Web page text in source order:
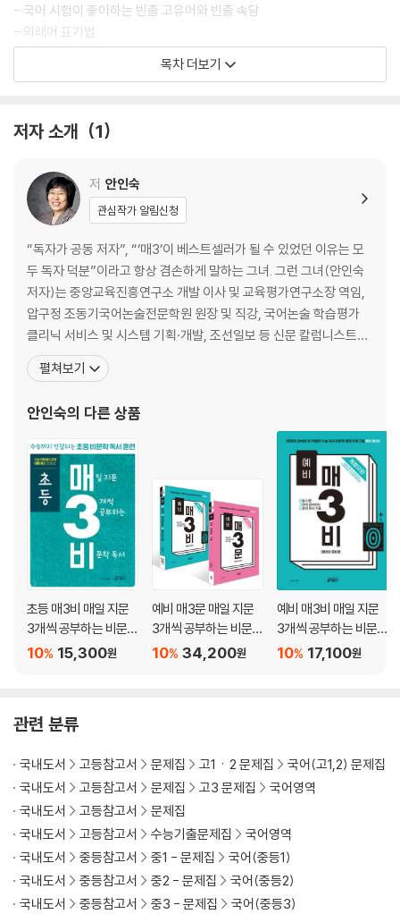
- 국어 시험이 좋아하는 빈출 고유어와 빈출 속담
- 외래어 표기법
- 어휘力의 열쇠가 되는 한자의 이해
- 놓치기 쉬운 새로 추가된 표준어
목차 더보기
저자 소개 1
저 안인숙
관심작가 알림신청
“독자가 공동 저자”, “‘매3’이 베스트셀러가 될 수 있었던 이유는 모
두 독자 덕분”이라고 항상 겸손하게 말하는 그녀. 그런 그녀(안인숙
저자)는 중앙교육진흥연구소 개발 이사 및 교육평가연구소장 역임,
압구정 조동기국어논술전문학원 원장 및 직강, 국어논술 학습평가
클리닉 서비스 및 시스템 기획·개발, 조선일보 등 신문 칼럼니스트로
활동하는 등 다양한 경력의 소유자이다. 하지만 이 경험들도 단 하나
의 키워드로 정리된다. '입시와 학습을 아우르는 전문가’! 이 노하우
정직한 책 <매3비>를 출간하여 ‘매3비
펼쳐보기
안인숙의 다른 상품
초등 매3비 매일 지문
3개씩 공부하는 비문학
독서 15,300원
10%
예비 매3문 매일 지문
3개씩 공부하는 비문학
독서 기출 + 예비 매3
34,200원
10%
예비 매3비 매일 지문
3개씩 공부하는 비문학
독서 기출17,100원
10%
관련 분류
국내도서 고등참고서 문제집 고1ㆍ2 문제집
국어(고1,2) 문제집
국내도서
고등참고서 문제집 고3 문제집
국어영역
국내도서
고등참고서
문제집
국내도서
고등참고서 수능기출문제집
국어영역
국내도서
중등참고서 중1 - 문제집
국어(중등1)
국내도서
중등참고서 중2 - 문제집
국어(중등2)
국내도서
중등참고서 중3 - 문제집
국어(중등3)